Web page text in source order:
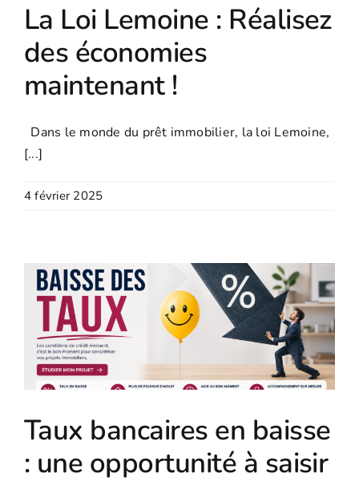
La Loi Lemoine : Réalisez
des économies
maintenant !
Dans le monde du prêt immobilier, la loi Lemoine,
[...]
4 février 2025
Taux bancaires en baisse
: une opportunité à saisir